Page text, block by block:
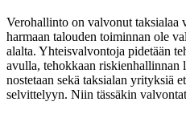
Verohallinto on valvonut taksialaa
harmaan talouden toiminnan ole
alalta. Yhteisvalvontoja pidetään
avulla, tehokkaan riskienhallinnan
nostetaan sekä taksialan yrityksiä
selvittelyyn. Niin tässäkin